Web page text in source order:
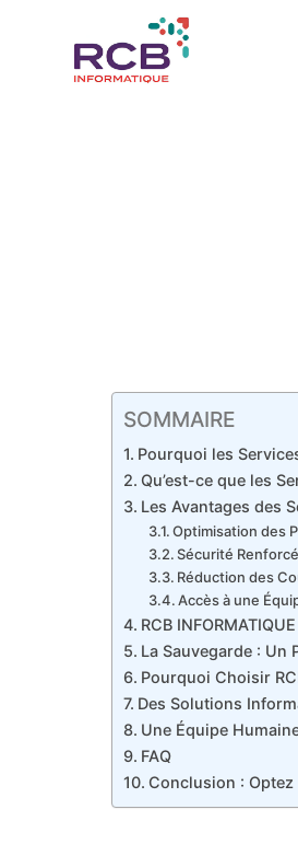
SOMMAIRE
Pourquoi les
Qu’est-ce que les
Les Avantages des
Optimisation des
Sécurité
Réduction des
Accès à une
RCB
La Sauvegarde : Un
Pourquoi Choisir
Des Solutions
Une Équipe
FAQ
Conclusion : Optez